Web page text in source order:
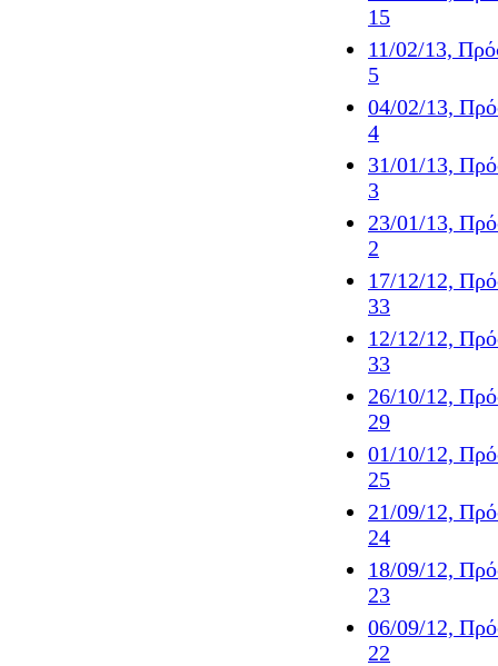
15
11/02/13,
5
04/02/13,
4
31/01/13,
3
23/01/13,
2
17/12/12,
33
12/12/12,
33
26/10/12,
29
01/10/12,
25
21/09/12,
24
18/09/12,
23
06/09/12,
22